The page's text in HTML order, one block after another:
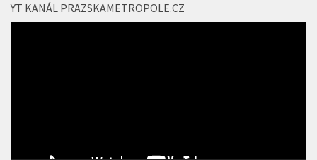
YT KANÁL PRAZSKAMETROPOLE.CZ